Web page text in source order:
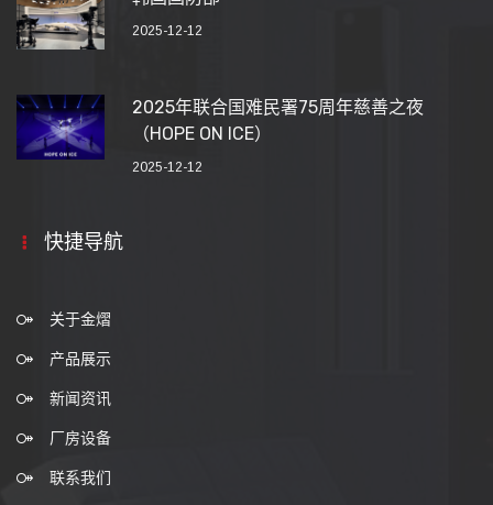
2025-12-12
2025年联合国难民署75周年慈善之夜
（HOPE ON ICE）
2025-12-12
快捷导航
关于金熠
产品展示
新闻资讯
厂房设备
联系我们